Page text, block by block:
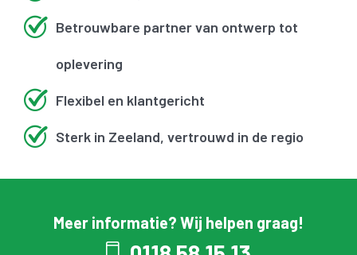
Betrouwbare partner van ontwerp tot
oplevering
Flexibel en klantgericht
Sterk in Zeeland, vertrouwd in de regio
Meer informatie? Wij helpen graag!